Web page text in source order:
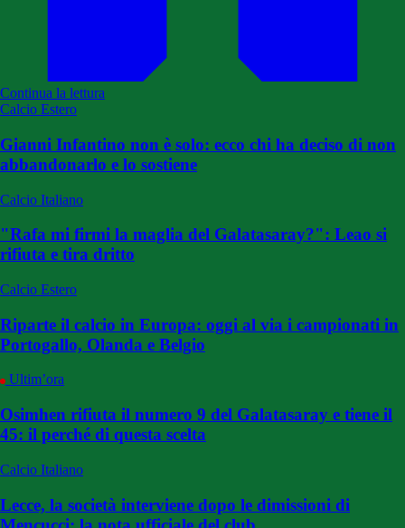
Continua la lettura
Calcio Estero
Gianni Infantino non è solo: ecco chi ha deciso di non
abbandonarlo e lo sostiene
Calcio Italiano
"Rafa mi firmi la maglia del Galatasaray?": Leao si
rifiuta e tira dritto
Calcio Estero
Riparte il calcio in Europa: oggi al via i campionati in
Portogallo, Olanda e Belgio
Ultim’ora
Osimhen rifiuta il numero 9 del Galatasaray e tiene il
45: il perché di questa scelta
Calcio Italiano
Lecce, la società interviene dopo le dimissioni di